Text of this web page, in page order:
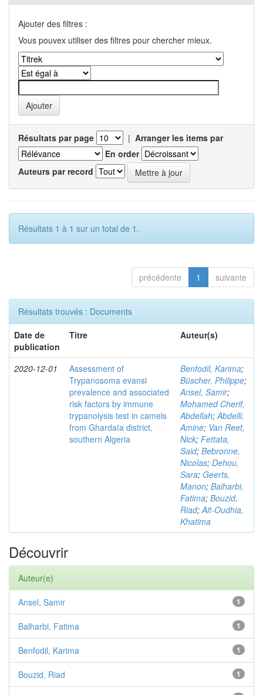
Ajouter des filtres :
Vous pouvex utiliser des filtres pour chercher mieux.
Résultats par page | Arranger les items par
En order
Auteurs par record
Résultats 1 à 1 sur un total de 1.
précédente 1 suivante
Résultats trouvés : Documents
Date de
publication
Titre Auteur(s)
2020-12-01
Assessment of
Trypanosoma evansi
prevalence and associated
risk factors by immune
trypanolysis test in camels
from Ghardaïa district,
southern Algeria
Benfodil, Karima;
Büscher, Philippe;
Ansel, Samir;
Mohamed Cherif,
Abdellah;Abdelli,
Amine; Van Reet,
Nick; Fettata,
Said; Bebronne,
Nicolas; Dehou,
Sara; Geerts,
Manon; Balharbi,
Fatima; Bouzid,
Riad;Ait-Oudhia,
Khatima
Découvrir
Auteur(e)
1
Ansel, Samir
1
Balharbi, Fatima
1
Benfodil, Karima
1
Bouzid, Riad